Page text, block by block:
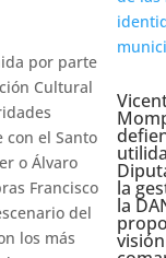
por parte
Cultural
con el Santo
o Álvaro
Francisco
del
los más
la
la
visión